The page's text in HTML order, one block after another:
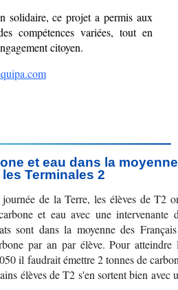
solidaire, ce projet a permis aux
compétences variées, tout en
citoyen.
et eau dans la moyenne
Terminales 2
de la Terre, les élèves de T2
et eau avec une intervenante
sont dans la moyenne des
par an par élève. Pour atteindre
il faudrait émettre 2 tonnes de
élèves de T2 s'en sortent bien avec